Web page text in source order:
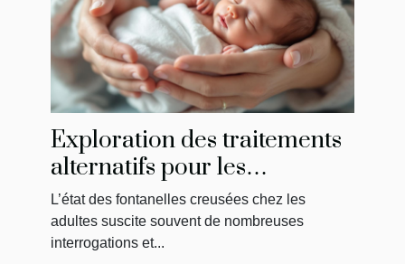
Exploration des traitements
alternatifs pour les
fontanelles creusées chez les
adultes
L’état des fontanelles creusées chez les
adultes suscite souvent de nombreuses
interrogations et...